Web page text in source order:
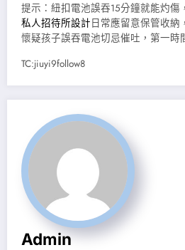
提示：紐扣電池誤吞15分鐘就能灼傷
私人招待所設計日常應留意保管收納
懷疑孩子誤吞電池切忌催吐，第一時
TC:jiuyi9follow8
Admin